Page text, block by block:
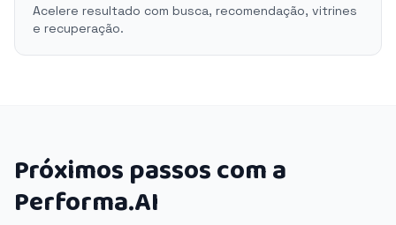
Acelere resultado com busca, recomendação, vitrines
e recuperação.
Próximos passos com a
Performa.AI